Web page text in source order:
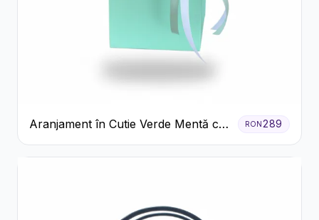
Aranjament în Cutie Verde Mentă cu
Trandafiri și Alstroemeria
RON289